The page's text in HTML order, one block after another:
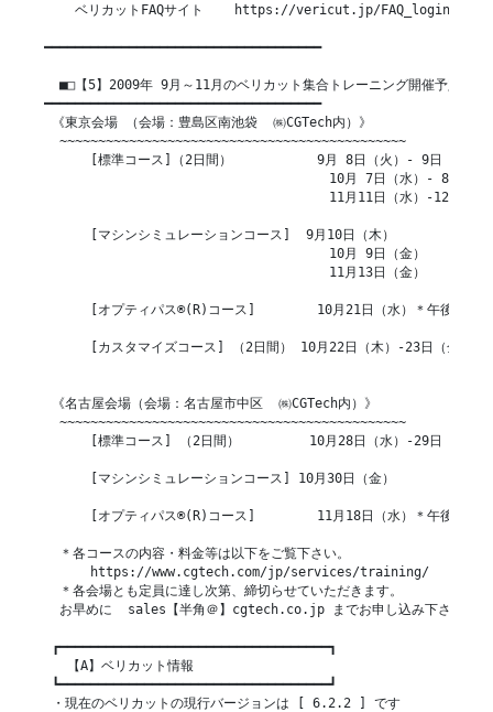
    ベリカットFAQサイト    https://vericut.jp/FAQ_login/
━━━━━━━━━━━━━━━━━━━━━━━━━━━━━━━━━━━━
  ■□【5】2009年 9月～11月のベリカット集合トレーニング開催予定
━━━━━━━━━━━━━━━━━━━━━━━━━━━━━━━━━━━━
《東京会場 （会場：豊島区南池袋  ㈱CGTech内）》
  ~~~~~~~~~~~~~~~~~~~~~~~~~~~~~~~~~~~~~~~~~~~~~
      [標準コース]（2日間）           9月 8日（火）- 9日（水）
10月 7日（水）- 8日（木
11月11日（水）-12日（木
      [マシンシミュレーションコース]  9月10日（木）
                                     10月 9日（金）
                                     11月13日（金）
      [オプティパス®(R)コース]        10月21日（水）＊午後のみ
      [カスタマイズコース] （2日間） 10月22日（木）-23日（金）
《名古屋会場（会場：名古屋市中区  ㈱CGTech内）》
  ~~~~~~~~~~~~~~~~~~~~~~~~~~~~~~~~~~~~~~~~~~~~~
      [標準コース] （2日間）         10月28日（水）-29日（木）
      [マシンシミュレーションコース] 10月30日（金）
      [オプティパス®(R)コース]        11月18日（水）＊午後のみ
  ＊各コースの内容・料金等は以下をご覧下さい。
      https://www.cgtech.com/jp/services/training/
  ＊各会場とも定員に達し次第、締切らせていただきます。
  お早めに  sales【半角＠】cgtech.co.jp までお申し込み下さい。
┏━━━━━━━━━━━━━━━━━━━━━━━━━━━━━━━━━━━┓
   【A】ベリカット情報
┗━━━━━━━━━━━━━━━━━━━━━━━━━━━━━━━━━━━┛
・現在のベリカットの現行バージョンは [ 6.2.2 ] です